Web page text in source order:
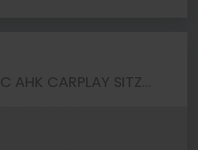
Octavia Combi 1.5 e-TEC AHK CARPLAY SITZHEIZUNG